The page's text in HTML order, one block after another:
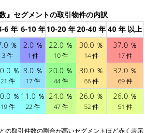
』セグメントの取引物件の内訳
6 年 6-10 年10-20 年20-40 年 40 年 以上
％
3 件
2.0 ％
1 件
22.0 ％
10 件
30.0 ％
14 件
37.0 ％
17 件
％
21 件
8.0 ％
17 件
20.0 ％
44 件
30.0 ％
66 件
32.0 ％
69 件
％
19 件
11.0 ％
22 件
24.0 ％
47 件
26.0 ％
52 件
26.0 ％
51 件
の取引件数の割合が高いセグメントほど赤く表示